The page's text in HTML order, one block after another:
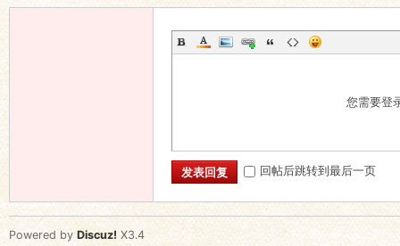
您需要登
发表回复 回帖后跳转到最后一页
Powered by Discuz! X3.4